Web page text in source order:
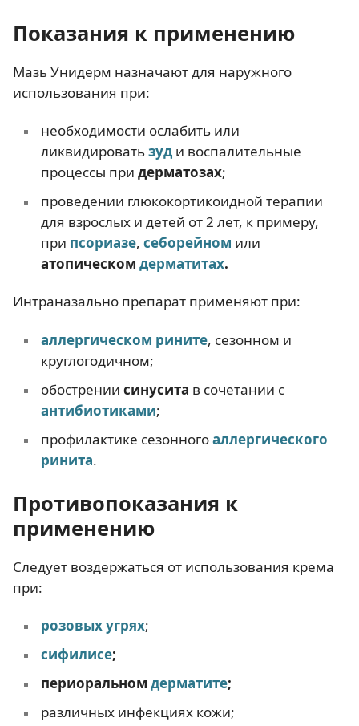
Показания к применению
Мазь Унидерм назначают для наружного
использования при:
необходимости ослабить или
ликвидироватьзуди воспалительные
процессы при дерматозах;
проведении глюкокортикоидной терапии
для взрослых и детей от 2 лет, к примеру,
при псориазе, себорейном или
атопическом дерматитах.
Интраназально препарат применяют при:
аллергическом рините, сезонном и
круглогодичном;
обострении синусита в сочетании с
антибиотиками;
профилактике сезонногоаллергического
ринита.
Противопоказания к
применению
Следует воздержаться от использования крема
при:
розовых угрях;
сифилисе;
периоральном дерматите;
различных инфекциях кожи;